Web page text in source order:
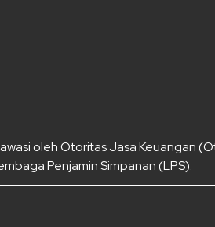
oleh Otoritas Jasa Keuangan
Penjamin Simpanan (LPS).